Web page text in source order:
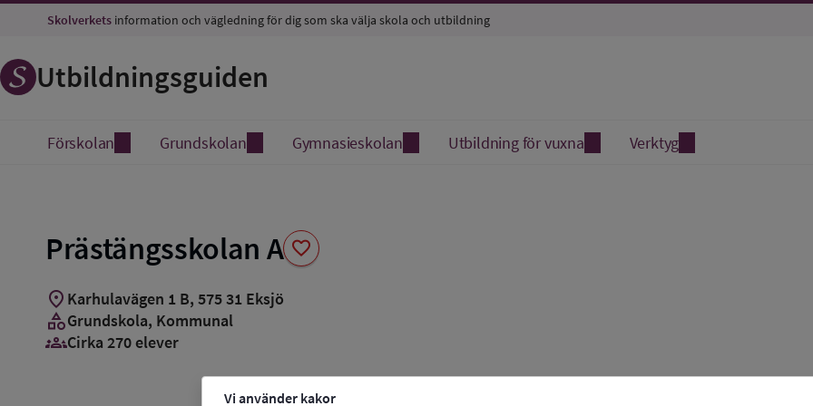
Vi använder kakor
Skolverkets information och vägledning för dig som ska välja skola och utbildning
Utbildningsguiden
Förskolan Grundskolan Gymnasieskolan Utbildning för vuxna Verktyg
Prästängsskolan A favorite
Spara
location_on Karhulavägen 1 B, 575 31 Eksjö
categoryGrundskola, Kommunal
groups_3Cirka 270 elever